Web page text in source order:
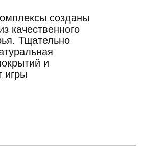
созданы
качественного
Тщательно
и
игры